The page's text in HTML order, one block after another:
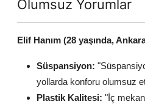
Olumsuz Yorumlar
Elif Hanım (28 yaşında,
Süspansiyon:
yollarda konforu olumsuz
Plastik Kalitesi: "İç